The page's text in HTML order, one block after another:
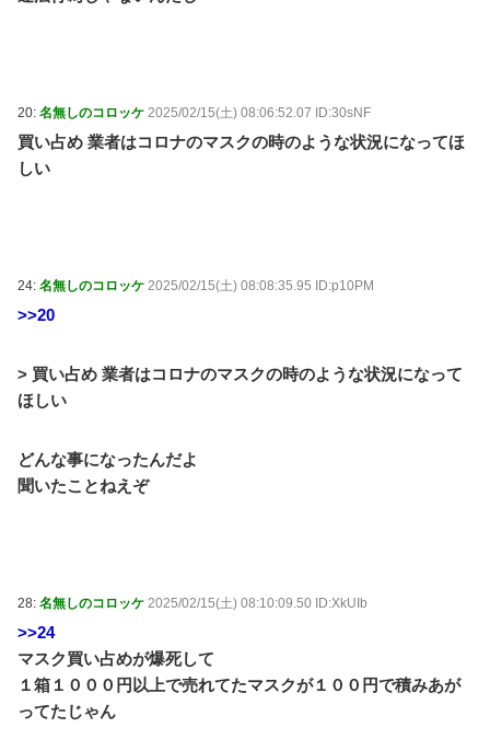
20: 名無しのコロッケ 2025/02/15(土) 08:06:52.07 ID:30sNF
買い占め 業者はコロナのマスクの時のような状況になってほ
しい
24: 名無しのコロッケ 2025/02/15(土) 08:08:35.95 ID:p10PM
>>20
> 買い占め 業者はコロナのマスクの時のような状況になって
ほしい
どんな事になったんだよ
聞いたことねえぞ
28: 名無しのコロッケ 2025/02/15(土) 08:10:09.50 ID:XkUIb
>>24
マスク買い占めが爆死して
１箱１０００円以上で売れてたマスクが１００円で積みあが
ってたじゃん